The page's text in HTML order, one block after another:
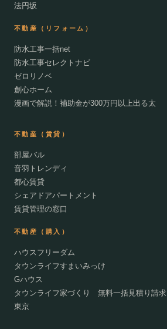
法円坂
不動産（リフォーム）
防水工事一括net
防水工事セレクトナビ
ゼロリノベ
創心ホーム
漫画で解説！補助金が300万円以上出る太
不動産（賃貸）
部屋バル
音羽トレンディ
都心賃貸
シェアドアパートメント
賃貸管理の窓口
不動産（購入）
ハウスフリーダム
タウンライフすまいみっけ
Gハウス
タウンライフ家づくり 無料一括見積り請求
東京